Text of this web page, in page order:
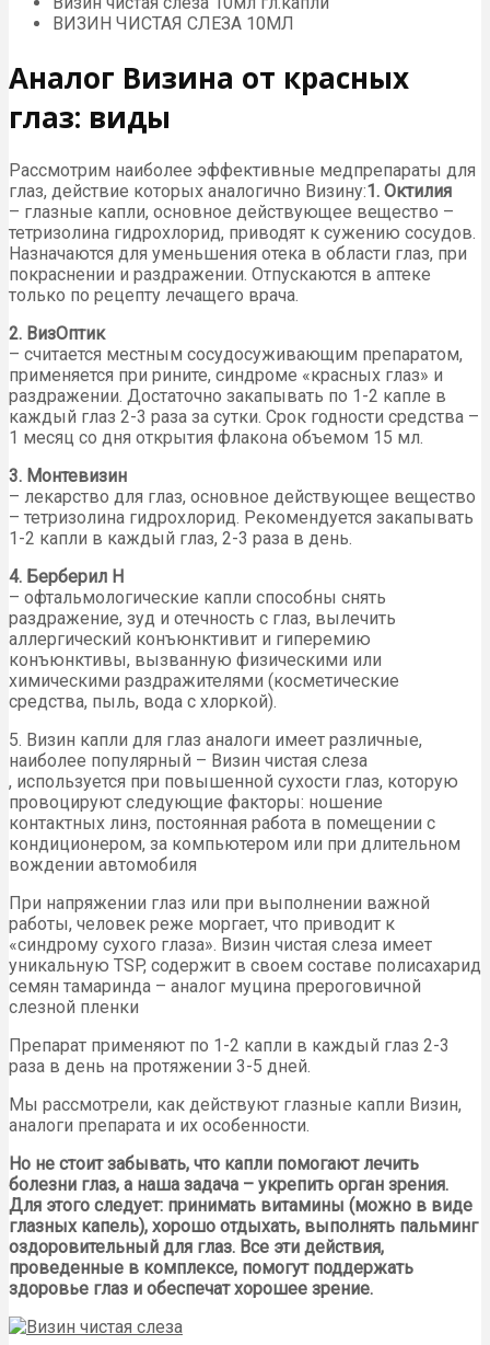
ВИЗИН ЧИСТАЯ СЛЕЗА 10МЛ
Аналог Визина от красных
глаз: виды
Рассмотрим наиболее эффективные медпрепараты для
глаз, действие которых аналогично Визину:1. Октилия
– глазные капли, основное действующее вещество –
тетризолина гидрохлорид, приводят к сужению сосудов.
Назначаются для уменьшения отека в области глаз, при
покраснении и раздражении. Отпускаются в аптеке
только по рецепту лечащего врача.
2. ВизОптик
– считается местным сосудосуживающим препаратом,
применяется при рините, синдроме «красных глаз» и
раздражении. Достаточно закапывать по 1-2 капле в
каждый глаз 2-3 раза за сутки. Срок годности средства –
1 месяц со дня открытия флакона объемом 15 мл.
3. Монтевизин
– лекарство для глаз, основное действующее вещество
– тетризолина гидрохлорид. Рекомендуется закапывать
1-2 капли в каждый глаз, 2-3 раза в день.
4. Берберил Н
– офтальмологические капли способны снять
раздражение, зуд и отечность с глаз, вылечить
аллергический конъюнктивит и гиперемию
конъюнктивы, вызванную физическими или
химическими раздражителями (косметические
средства, пыль, вода с хлоркой).
5. Визин капли для глаз аналоги имеет различные,
наиболее популярный – Визин чистая слеза
, используется при повышенной сухости глаз, которую
провоцируют следующие факторы: ношение
контактных линз, постоянная работа в помещении с
кондиционером, за компьютером или при длительном
вождении автомобиля
При напряжении глаз или при выполнении важной
работы, человек реже моргает, что приводит к
«синдрому сухого глаза». Визин чистая слеза имеет
уникальную TSP, содержит в своем составе полисахарид
семян тамаринда – аналог муцина прероговичной
слезной пленки
Препарат применяют по 1-2 капли в каждый глаз 2-3
раза в день на протяжении 3-5 дней.
Мы рассмотрели, как действуют глазные капли Визин,
аналоги препарата и их особенности.
Но не стоит забывать, что капли помогают лечить
болезни глаз, а наша задача – укрепить орган зрения.
Для этого следует: принимать витамины (можно в виде
глазных капель), хорошо отдыхать, выполнять пальминг
оздоровительный для глаз. Все эти действия,
проведенные в комплексе, помогут поддержать
здоровье глаз и обеспечат хорошее зрение.